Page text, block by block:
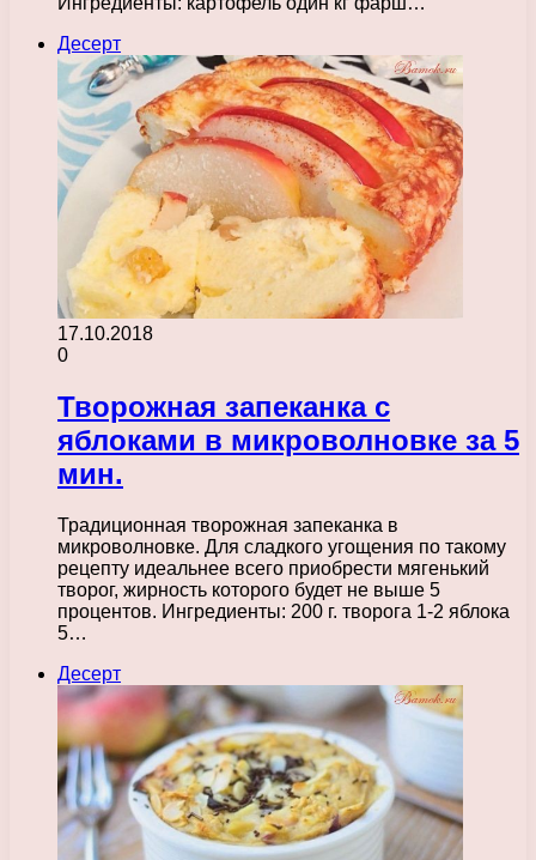
Десерт
17.10.2018
0
Творожная запеканка с
яблоками в микроволновке за 5
мин.
Традиционная творожная запеканка в
микроволновке. Для сладкого угощения по такому
рецепту идеальнее всего приобрести мягенький
творог, жирность которого будет не выше 5
процентов. Ингредиенты: 200 г. творога 1-2 яблока
5…
Десерт